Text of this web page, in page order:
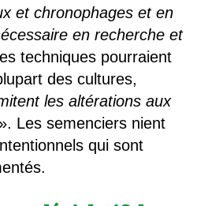
et chronophages et en
en recherche et
techniques pourraient
des cultures,
les altérations aux
Les semenciers nient
qui sont